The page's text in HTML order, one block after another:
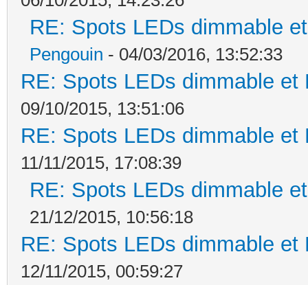
RE: Spots LEDs dimmable
Pengouin - 04/03/2016, 13:52:33
RE: Spots LEDs dimmable
09/10/2015, 13:51:06
RE: Spots LEDs dimmable
11/11/2015, 17:08:39
RE: Spots LEDs dimmable
21/12/2015, 10:56:18
RE: Spots LEDs dimmable
12/11/2015, 00:59:27